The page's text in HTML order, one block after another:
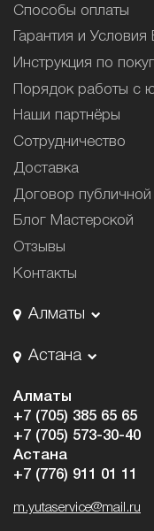
Способы оплаты
Гарантия и Условия
Инструкция по
Порядок работы с
Наши партнёры
Сотрудничество
Доставка
Договор
Блог Мастерской
Отзывы
Контакты
Алматы
Астана
Алматы
+7 (705) 385 65 65
+7 (705) 573-30-40
Астана
+7 (776) 911 01 11
m.yutaservice@mail.ru